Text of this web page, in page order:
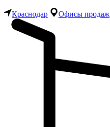
Краснодар Офисы продаж